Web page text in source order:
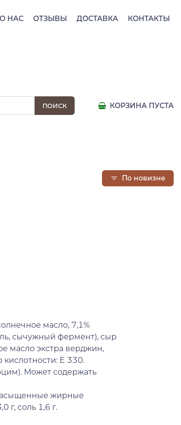
О НАС ОТЗЫВЫ ДОСТАВКА КОНТАКТЫ
КОРЗИНА ПУСТА
масло, 7,1%
сычужный фермент), сыр
масло экстра верджин,
кислотности: Е 330.
Может содержать
жирные
г, соль 1,6 г.
По новизне